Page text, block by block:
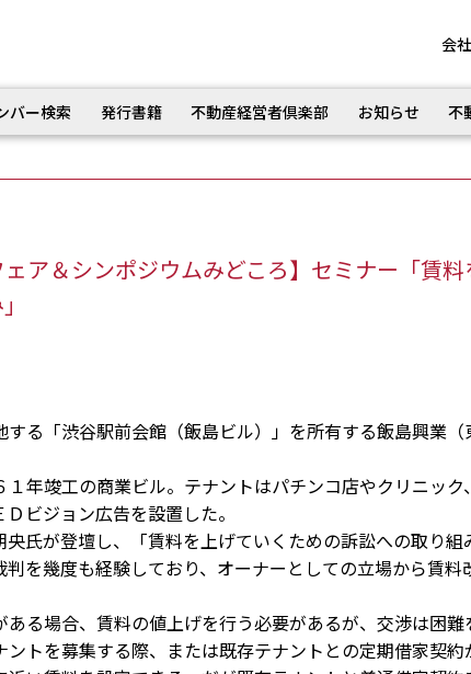
会
バー検索 発行書籍 不動産経営者倶楽部 お知らせ 不
ア＆シンポジウムみどころ】セミナー「賃料
る「渋谷駅前会館（飯島ビル）」を所有する飯島興業（
年竣工の商業ビル。テナントはパチンコ店やクリニック
ビジョン広告を設置した。
氏が登壇し、「賃料を上げていくための訴訟への取り組
を幾度も経験しており、オーナーとしての立場から賃料
る場合、賃料の値上げを行う必要があるが、交渉は困難
トを募集する際、または既存テナントとの定期借家契約